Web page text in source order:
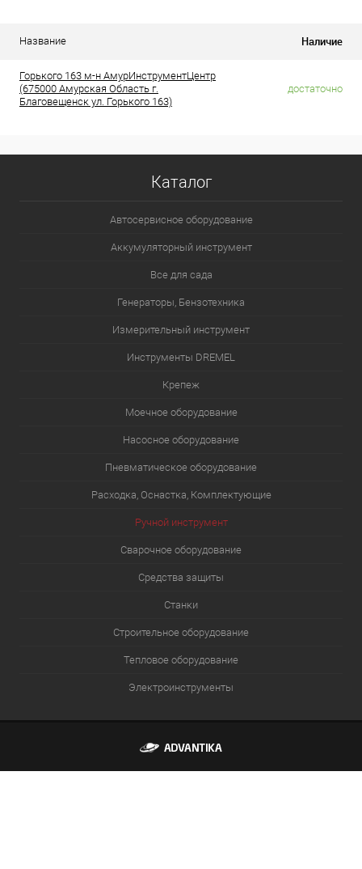
Название Наличие
Горького 163 м-н АмурИнструментЦентр
(675000 Амурская Область г.
Благовещенск ул. Горького 163)
достаточно
Каталог
Автосервисное оборудование
Аккумуляторный инструмент
Все для сада
Генераторы, Бензотехника
Измерительный инструмент
Инструменты DREMEL
Крепеж
Моечное оборудование
Насосное оборудование
Пневматическое оборудование
Расходка, Оснастка, Комплектующие
Ручной инструмент
Сварочное оборудование
Средства защиты
Станки
Строительное оборудование
Тепловое оборудование
Электроинструменты